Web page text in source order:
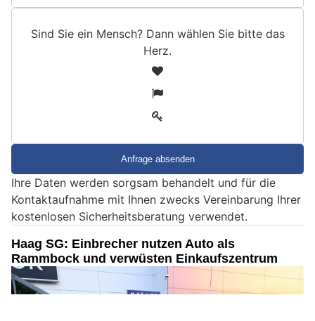
Sind Sie ein Mensch? Dann wählen Sie bitte das
Herz.
e
i
n
e
n
s
Ihre Daten werden sorgsam behandelt und für die
Kontaktaufnahme mit Ihnen zwecks Vereinbarung Ihrer
kostenlosen Sicherheitsberatung verwendet.
Haag SG: Einbrecher nutzen Auto als
Rammbock und verwüsten Einkaufszentrum